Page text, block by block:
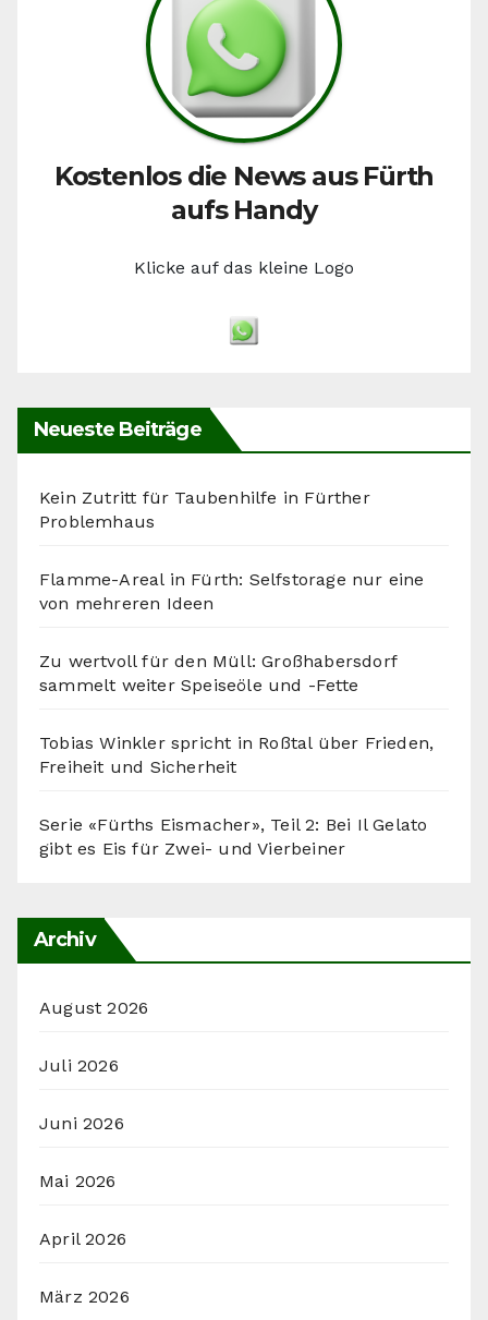
Kostenlos die News aus Fürth
aufs Handy
Klicke auf das kleine Logo
Neueste Beiträge
Kein Zutritt für Taubenhilfe in Fürther
Problemhaus
Flamme-Areal in Fürth: Selfstorage nur eine
von mehreren Ideen
Zu wertvoll für den Müll: Großhabersdorf
sammelt weiter Speiseöle und -Fette
Tobias Winkler spricht in Roßtal über Frieden,
Freiheit und Sicherheit
Serie «Fürths Eismacher», Teil 2: Bei Il Gelato
gibt es Eis für Zwei- und Vierbeiner
Archiv
August 2026
Juli 2026
Juni 2026
Mai 2026
April 2026
März 2026